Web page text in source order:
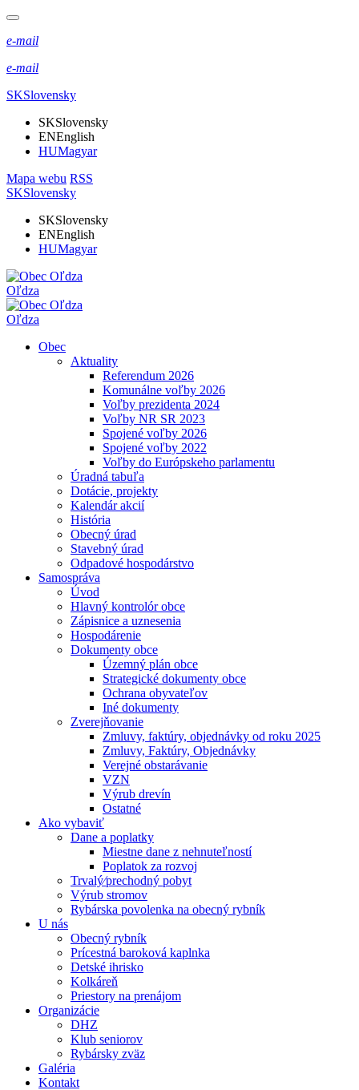
e-mail
e-mail
SKSlovensky
SKSlovensky
ENEnglish
HUMagyar
Mapa webu RSS
SKSlovensky
SKSlovensky
ENEnglish
HUMagyar
Oľdza
Oľdza
Obec
Aktuality
Referendum 2026
Komunálne voľby 2026
Voľby prezidenta 2024
Voľby NR SR 2023
Spojené voľby 2026
Spojené voľby 2022
Voľby do Európskeho parlamentu
Úradná tabuľa
Dotácie, projekty
Kalendár akcií
História
Obecný úrad
Stavebný úrad
Odpadové hospodárstvo
Samospráva
Úvod
Hlavný kontrolór obce
Zápisnice a uznesenia
Hospodárenie
Dokumenty obce
Územný plán obce
Strategické dokumenty obce
Ochrana obyvateľov
Iné dokumenty
Zverejňovanie
Zmluvy, faktúry, objednávky od roku 2025
Zmluvy, Faktúry, Objednávky
Verejné obstarávanie
VZN
Výrub drevín
Ostatné
Ako vybaviť
Dane a poplatky
Miestne dane z nehnuteľností
Poplatok za rozvoj
Trvalý⁄prechodný pobyt
Výrub stromov
Rybárska povolenka na obecný rybník
U nás
Obecný rybník
Prícestná baroková kaplnka
Detské ihrisko
Kolkáreň
Priestory na prenájom
Organizácie
DHZ
Klub seniorov
Rybársky zväz
Galéria
Kontakt